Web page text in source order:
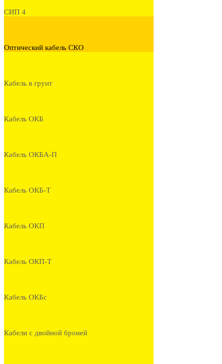
СИП 4
Оптический кабель СКО
Кабель в грунт
Кабель ОКБ
Кабель ОКБА-П
Кабель ОКБ-Т
Кабель ОКП
Кабель ОКП-Т
Кабель ОКБс
Кабели с двойной броней